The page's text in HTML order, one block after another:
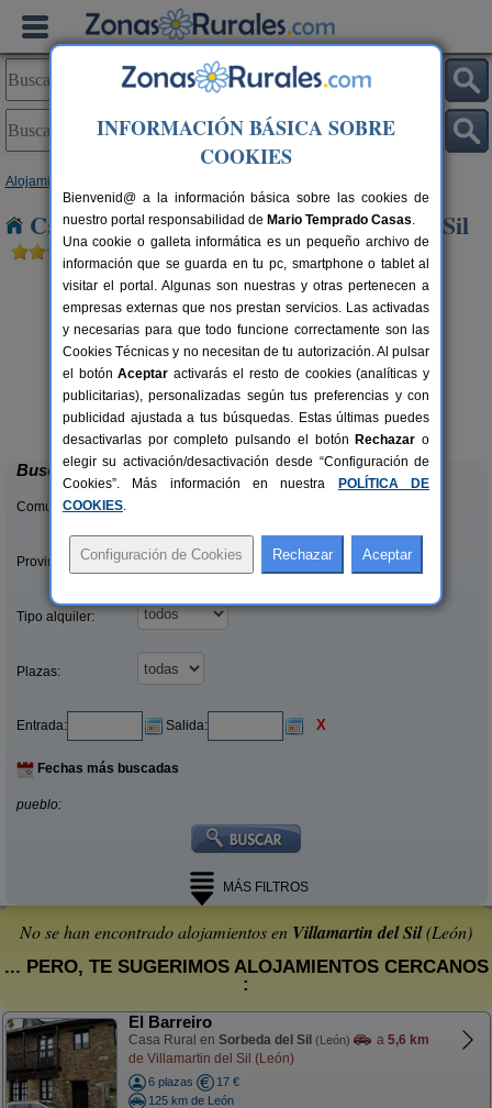
Alojamientos
Casas Rurales cerca de Villamartin del Sil
8+1 pers.
desde27 €
Complejo Rural Aguas Frías
La Omañuela (León)
Buscar
Comunidades:
Provincias/Islas:
Tipo alquiler:
Plazas:
Entrada: Salida: X
Fechas más buscadas
pueblo:
MÁS FILTROS
No se han encontrado alojamientos en Villamartin del Sil(León)
... PERO, TE SUGERIMOS ALOJAMIENTOS CERCANOS
:
El Barreiro
Casa Rural en Sorbeda del Sil (León) a 5,6 km
de Villamartin del Sil (León)
6 plazas
17 €
125 km de León
INFORMACIÓN BÁSICA SOBRE
COOKIES
Bienvenid@ a la información básica sobre las cookies de
nuestro portal responsabilidad de Mario Temprado Casas.
Una cookie o galleta informática es un pequeño archivo de
información que se guarda en tu pc, smartphone o tablet al
visitar el portal. Algunas son nuestras y otras pertenecen a
empresas externas que nos prestan servicios. Las activadas
y necesarias para que todo funcione correctamente son las
Cookies Técnicas y no necesitan de tu autorización. Al pulsar
el botónAceptar activarás el resto de cookies (analíticas y
publicitarias), personalizadas según tus preferencias y con
publicidad ajustada a tus búsquedas. Estas últimas puedes
desactivarlas por completo pulsando el botón Rechazar o
elegir su activación/desactivación desde “Configuración de
Cookies”. Más información en nuestra
POLÍTICA DE
COOKIES.